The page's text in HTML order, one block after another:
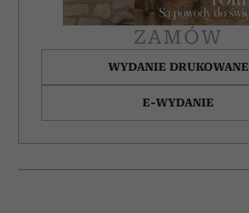
ZAMÓW
WYDANIE DRUKOWANE
E-WYDANIE